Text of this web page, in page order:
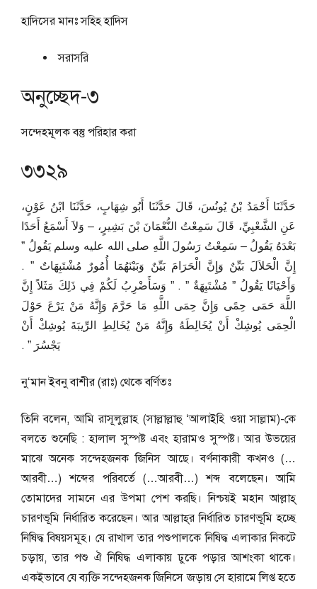
হাদিসের মানঃসহিহ হাদিস
সরাসরি
অনুচ্ছেদ-৩
সন্দেহমূলক বস্তু পরিহার করা
৩৩২৯
حَدَّثَنَا أَحْمَدُ بْنُ يُونُسَ، قَالَ حَدَّثَنَا أَبُو شِهَابٍ، حَدَّثَنَا ابْنُ عَوْنٍ،
عَنِ الشَّعْبِيِّ، قَالَ سَمِعْتُ النُّعْمَانَ بْنَ بَشِيرٍ، – وَلاَ أَسْمَعُ أَحَدًا
بَعْدَهُ يَقُولُ – سَمِعْتُ رَسُولَ اللَّهِ صلى الله عليه وسلم يَقُولُ ‏”‏
إِنَّ الْحَلاَلَ بَيِّنٌ وَإِنَّ الْحَرَامَ بَيِّنٌ وَبَيْنَهُمَا أُمُورٌ مُشْتَبِهَاتٌ ‏”‏ ‏.‏
وَأَحْيَانًا يَقُولُ ‏”‏ مُشْتَبِهَةٌ ‏”‏ ‏.‏ ‏”‏ وَسَأَضْرِبُ لَكُمْ فِي ذَلِكَ مَثَلاً إِنَّ
اللَّهَ حَمَى حِمًى وَإِنَّ حِمَى اللَّهِ مَا حَرَّمَ وَإِنَّهُ مَنْ يَرْعَ حَوْلَ
الْحِمَى يُوشِكْ أَنْ يُخَالِطَهُ وَإِنَّهُ مَنْ يُخَالِطِ الرِّيبَةَ يُوشِكْ أَنْ
يَجْسُرَ ‏”‏ ‏.‏
নু‘মান ইবনু বাশীর (রাঃ) থেকে বর্ণিতঃ
তিনি বলেন, আমি রাসূলুল্লাহ (সাল্লাল্লাহু ‘আলাইহি ওয়া সাল্লাম)-কে
বলতে শুনেছি : হালাল সুস্পষ্ট এবং হারামও সুস্পষ্ট। আর উভয়ের
মাঝে অনেক সন্দেহজনক জিনিস আছে। বর্ণনাকারী কখনও (…
আরবী…) শব্দের পরিবর্তে (…আরবী…) শব্দ বলেছেন। আমি
তোমাদের সামনে এর উপমা পেশ করছি। নিশ্চয়ই মহান আল্লাহ্‌
চারণভূমি নির্ধারিত করেছেন। আর আল্লাহ্‌র নির্ধারিত চারণভূমি হচ্ছে
নিষিদ্ধ বিষয়সমূহ। যে রাখাল তার পশুপালকে নিষিদ্ধ এলাকার নিকটে
চড়ায়, তার পশু ঐ নিষিদ্ধ এলাকায় ঢুকে পড়ার আশংকা থাকে।
একইভাবে যে ব্যক্তি সন্দেহজনক জিনিসে জড়ায় সে হারামে লিপ্ত হতে